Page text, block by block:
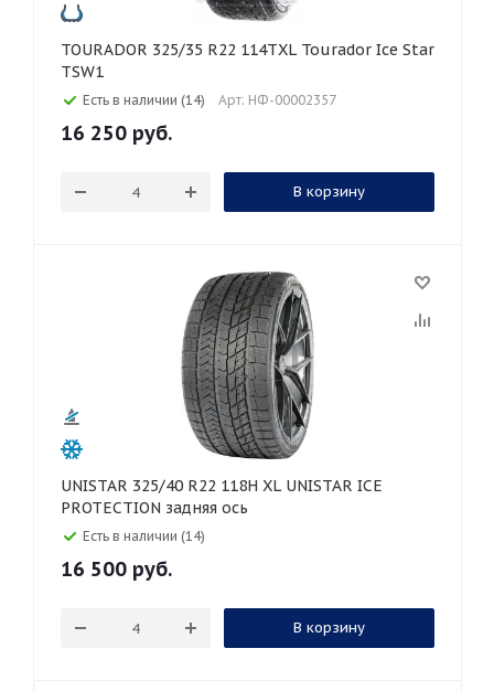
TOURADOR 325/35 R22 114TXL Tourador Ice Star
TSW1
Есть в наличии (14) Арт: НФ-00002357
16 250 руб.
В корзину
UNISTAR 325/40 R22 118H XL UNISTAR ICE
PROTECTION задняя ось
Есть в наличии (14)
16 500 руб.
В корзину